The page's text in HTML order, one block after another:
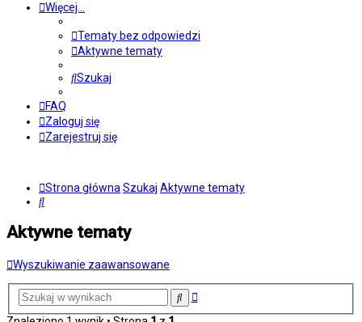
Więcej…
Tematy bez odpowiedzi
Aktywne tematy
Szukaj
FAQ
Zaloguj się
Zarejestruj się
Strona główna Szukaj Aktywne tematy
Szukaj
Aktywne tematy
Wyszukiwanie zaawansowane
SzukajWyszukiwanie